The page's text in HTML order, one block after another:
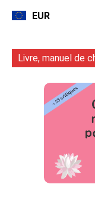
EUR
Livre, manuel de